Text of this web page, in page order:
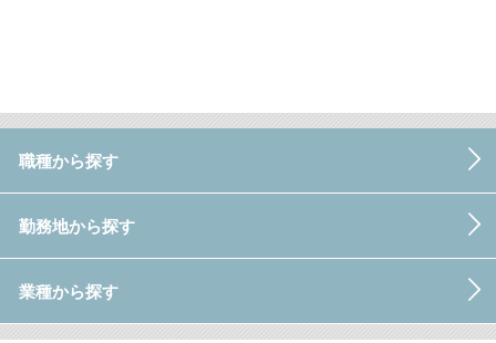
職種から探す
勤務地から探す
業種から探す